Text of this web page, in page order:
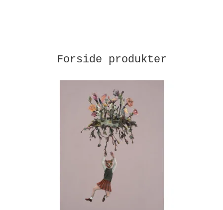
Forside produkter